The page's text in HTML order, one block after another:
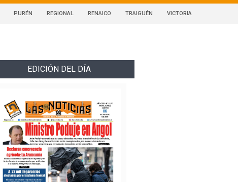
PURÉN REGIONAL RENAICO TRAIGUÉN VICTORIA
EDICIÓN DEL DÍA